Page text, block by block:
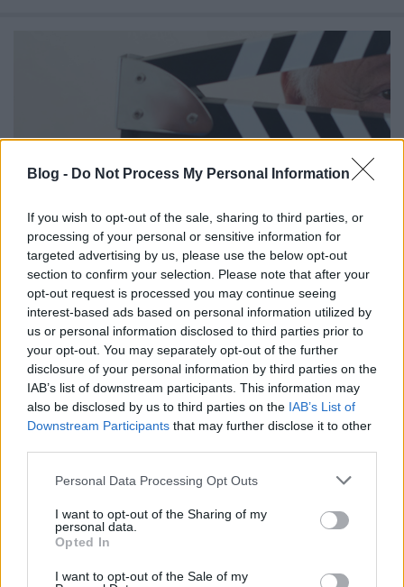
Blog - Do Not Process My Personal Information
If you wish to opt-out of the sale, sharing to third parties, or
processing of your personal or sensitive information for
targeted advertising by us, please use the below opt-out
section to confirm your selection. Please note that after your
opt-out request is processed you may continue seeing
interest-based ads based on personal information utilized by
us or personal information disclosed to third parties prior to
your opt-out. You may separately opt-out of the further
disclosure of your personal information by third parties on the
IAB’s list of downstream participants. This information may
also be disclosed by us to third parties on the IAB’s List of
Downstream Participants that may further disclose it to other
Please note that this website/app uses one or more Google
not limited to your visit or usage behaviour. You may click to
grant or deny consent to Google and its third-party tags to
use your data for below specified purposes in below Google
consent section.
Personal Data Processing Opt Outs
I want to opt-out of the Sharing of my
personal data.
Opted In
I want to opt-out of the Sale of my
Sajnos, Andy Vajna nem példakép
Kabai Domokos Lajos•2019. január 21.
Ami vele és általa történt Magyarországon, az maga
a nepotizmus. De nyugodjék békében! Hát, nem!
Ahogy sorra vonulnak az öröklétbe a nemzeti NEM
döbbenten tapasztalom az erőfeszítést, hogy